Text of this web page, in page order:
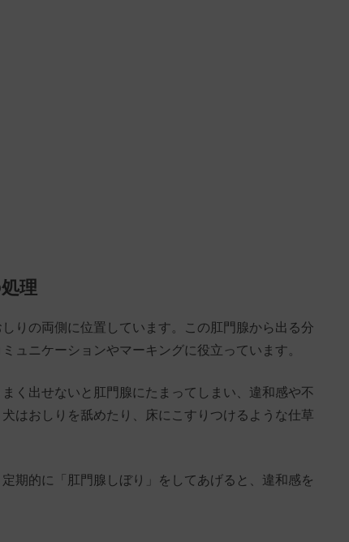
理
りの両側に位置しています。この肛門腺から出る分
ュニケーションやマーキングに役立っています。
く出せないと肛門腺にたまってしまい、違和感や不
はおしりを舐めたり、床にこすりつけるような仕草
期的に「肛門腺しぼり」をしてあげると、違和感を